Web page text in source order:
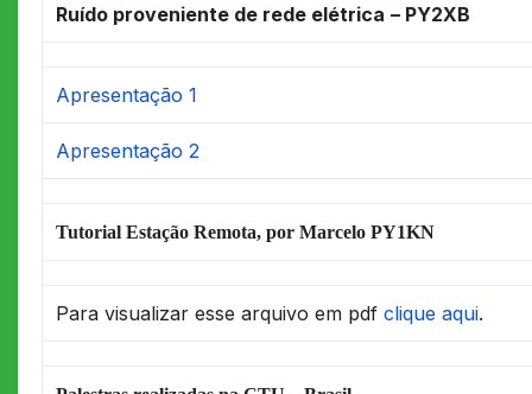
Ruído proveniente de rede elétrica – PY2XB
Apresentação 1
Apresentação 2
Tutorial Estação Remota, por Marcelo PY1KN
Para visualizar esse arquivo em pdf clique aqui.